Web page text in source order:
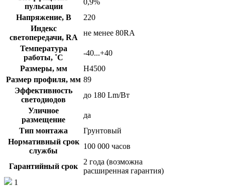
пульсации
Напряжение, В
220
Индекс
светопередачи, RA
не менее 80RA
Температура
работы, ˚С
-40...+40
Размеры, мм
Н4500
Размер профиля, мм 89
Эффективность
светодиодов
до 180 Lm/Вт
Уличное
размещение
да
Тип монтажа
Грунтовый
Нормативный срок
службы
100 000 часов
Гарантийный срок
2 года (возможна
расширенная гарантия)
1